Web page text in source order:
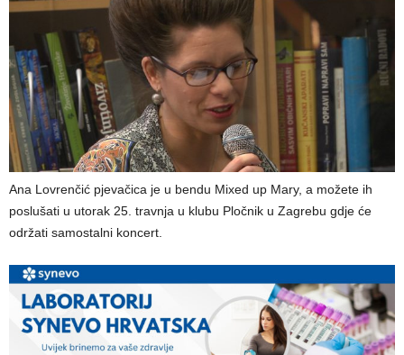
Ana Lovrenčić pjevačica je u bendu Mixed up Mary, a možete ih
poslušati u utorak 25. travnja u klubu Pločnik u Zagrebu gdje će
održati samostalni koncert.